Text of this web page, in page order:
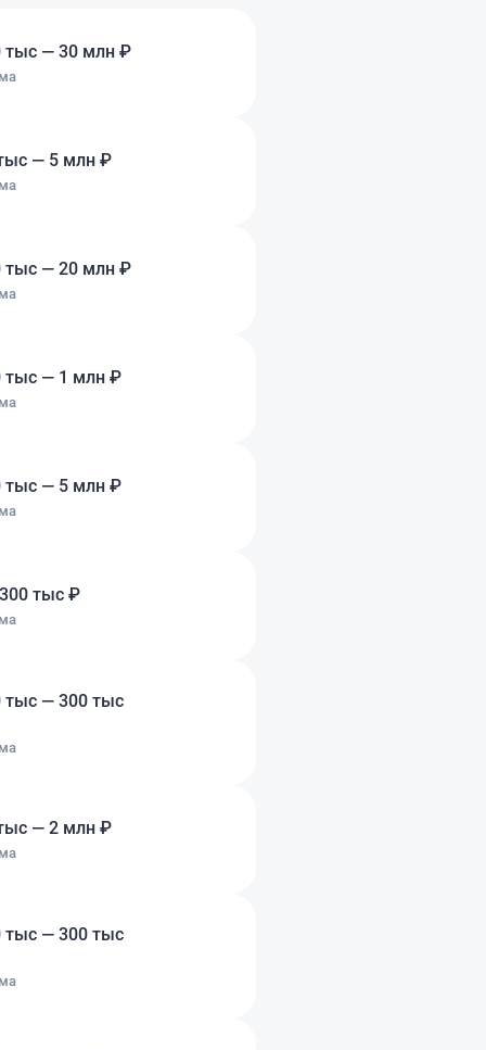
а наоборот искали
подход.
тыс — 30 млн ₽
— 5 млн ₽
тыс — 20 млн ₽
тыс — 1 млн ₽
тыс — 5 млн ₽
тыс ₽
тыс — 300 тыс
— 2 млн ₽
тыс — 300 тыс